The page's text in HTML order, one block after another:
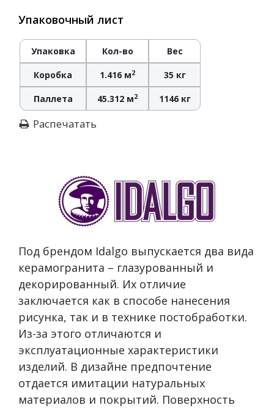
Упаковочный лист
Упаковка Кол-во Вес
Коробка 1.416 м2 35 кг
Паллета 45.312 м2 1146 кг
Распечатать
Под брендом Idalgo выпускается два вида
керамогранита – глазурованный и
декорированный. Их отличие
заключается как в способе нанесения
рисунка, так и в технике постобработки.
Из-за этого отличаются и
эксплуатационные характеристики
изделий. В дизайне предпочтение
отдается имитации натуральных
материалов и покрытий. Поверхность